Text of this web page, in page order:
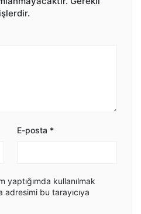
E-posta *
yaptığımda kullanılmak
adresimi bu tarayıcıya